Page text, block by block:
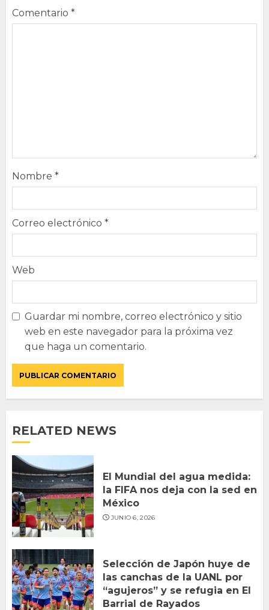
Comentario *
Nombre *
Correo electrónico *
Web
Guardar mi nombre, correo electrónico y sitio
web en este navegador para la próxima vez
que haga un comentario.
RELATED NEWS
El Mundial del agua medida:
la FIFA nos deja con la sed en
México
JUNIO 6, 2026
Selección de Japón huye de
las canchas de la UANL por
“agujeros” y se refugia en El
Barrial de Rayados